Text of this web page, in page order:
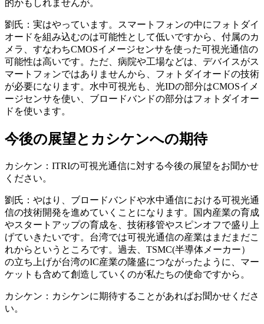
的かもしれませんが。
劉氏：実はやっています。スマートフォンの中にフォトダイ
オードを組み込むのは可能性として低いですから、付属のカ
メラ、すなわちCMOSイメージセンサを使った可視光通信の
可能性は高いです。ただ、病院や工場などは、デバイスがス
マートフォンではありませんから、フォトダイオードの技術
が必要になります。水中可視光も、光IDの部分はCMOSイメ
ージセンサを使い、ブロードバンドの部分はフォトダイオー
ドを使います。
今後の展望とカシケンへの期待
カシケン：ITRIの可視光通信に対する今後の展望をお聞かせ
ください。
劉氏：やはり、ブロードバンドや水中通信における可視光通
信の技術開発を進めていくことになります。国内産業の育成
やスタートアップの育成を、技術移管やスピンオフで盛り上
げていきたいです。台湾では可視光通信の産業はまだまだこ
れからというところです。過去、TSMC(半導体メーカー）
の立ち上げが台湾のIC産業の隆盛につながったように、マー
ケットも含めて創造していくのが私たちの使命ですから。
カシケン：カシケンに期待することがあればお聞かせくださ
い。